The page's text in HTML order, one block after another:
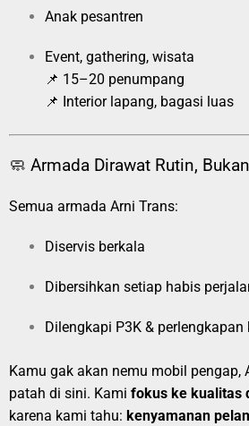
Anak pesantren
Event, gathering, wisata
📌 15–20 penumpang
📌 Interior lapang, bagasi luas
🧼 Armada Dirawat Rutin,
Semua armada Arni Trans:
Diservis berkala
Dibersihkan setiap habis
Dilengkapi P3K & perlengkapan
Kamu gak akan nemu mobil pengap,
patah di sini. Kami fokus ke kualitas
karena kami tahu: kenyamanan